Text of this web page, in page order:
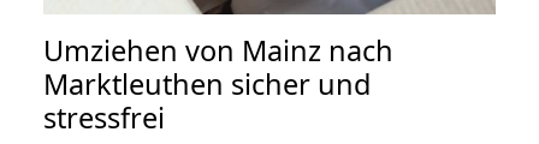
Umziehen von Mainz nach
Marktleuthen sicher und
stressfrei